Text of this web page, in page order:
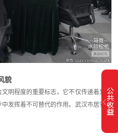
貌
明程度的重要标志，它不仅传递着爱心
发挥着不可替代的作用。武汉市居安物